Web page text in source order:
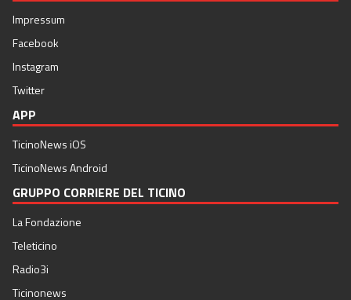
Impressum
Facebook
Instagram
Twitter
APP
TicinoNews iOS
TicinoNews Android
GRUPPO CORRIERE DEL TICINO
La Fondazione
Teleticino
Radio3i
Ticinonews